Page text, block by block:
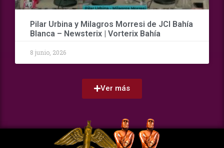
Pilar Urbina y Milagros Morresi de JCI Bahía
Blanca – Newsterix | Vorterix Bahía
8 junio, 2026
Ver más